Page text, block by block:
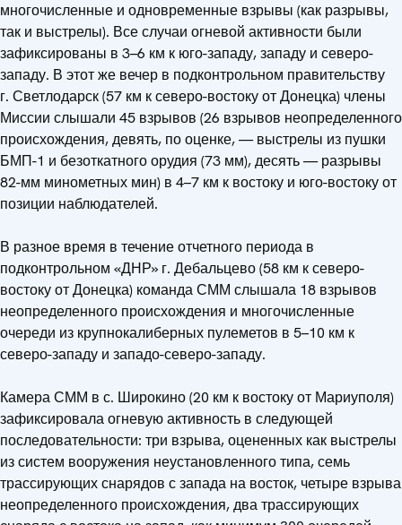
многочисленные и одновременные взрывы (как разрывы,
так и выстрелы). Все случаи огневой активности были
зафиксированы в 3–6 км к юго-западу, западу и северо-
западу. В этот же вечер в подконтрольном правительству
г. Светлодарск (57 км к северо-востоку от Донецка) члены
Миссии слышали 45 взрывов (26 взрывов неопределенного
происхождения, девять, по оценке, — выстрелы из пушки
БМП-1 и безоткатного орудия (73 мм), десять — разрывы
82-мм минометных мин) в 4–7 км к востоку и юго-востоку от
позиции наблюдателей.
В разное время в течение отчетного периода в
подконтрольном «ДНР» г. Дебальцево (58 км к северо-
востоку от Донецка) команда СММ слышала 18 взрывов
неопределенного происхождения и многочисленные
очереди из крупнокалиберных пулеметов в 5–10 км к
северо-западу и западо-северо-западу.
Камера СММ в с. Широкино (20 км к востоку от Мариуполя)
зафиксировала огневую активность в следующей
последовательности: три взрыва, оцененных как выстрелы
из систем вооружения неустановленного типа, семь
трассирующих снарядов с запада на восток, четыре взрыва
неопределенного происхождения, два трассирующих